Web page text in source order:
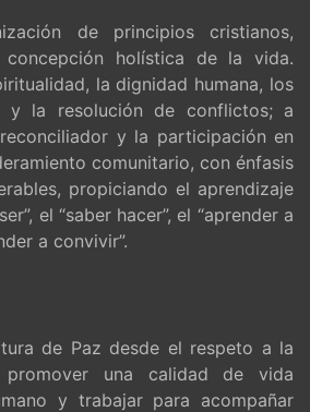
de principios cristianos,
concepción holística de la vida.
la dignidad humana, los
y la resolución de conflictos; a
y la participación en
comunitario, con énfasis
propiciando el aprendizaje
el “saber hacer”, el “aprender a
a convivir”.
de Paz desde el respeto a la
promover una calidad de vida
y trabajar para acompañar